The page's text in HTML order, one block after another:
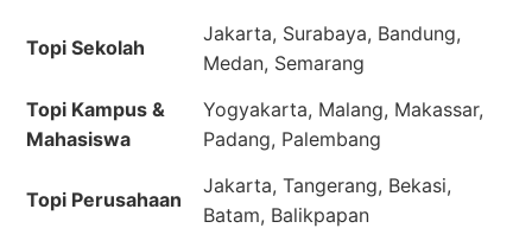
Topi Sekolah
Jakarta, Surabaya, Bandung,
Medan, Semarang
Topi Kampus &
Mahasiswa
Yogyakarta, Malang, Makassar,
Padang, Palembang
Topi Perusahaan
Jakarta, Tangerang, Bekasi,
Batam, Balikpapan